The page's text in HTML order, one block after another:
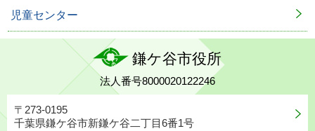
児童センター
鎌ケ谷市役所
法人番号8000020122246
〒273-0195
千葉県鎌ケ谷市新鎌ケ谷二丁目6番1号